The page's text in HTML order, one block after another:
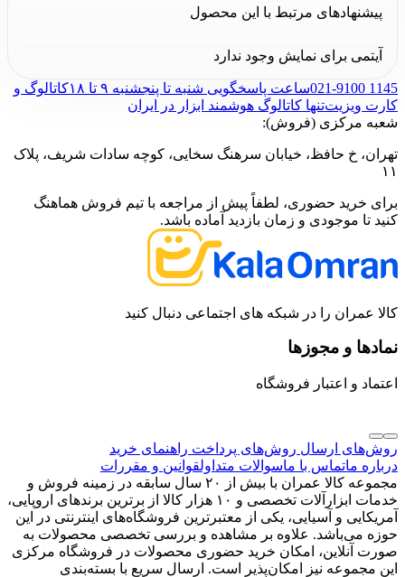
پیشنهادهای مرتبط با این محصول
آیتمی برای نمایش وجود ندارد
021-9100 1145ساعت پاسخگویی شنبه تا پنجشنبه ۹ تا ۱۸
کاتالوگ و
کارت ویزیتتنها کاتالوگ هوشمند ابزار در ایران
شعبه مرکزی (فروش):
تهران، خ حافظ، خیابان سرهنگ سخایی، کوچه سادات شریف، پلاک
۱۱
برای خرید حضوری، لطفاً پیش از مراجعه با تیم فروش هماهنگ
کنید تا موجودی و زمان بازدید آماده باشد.
کالا عمران را در شبکه های اجتماعی دنبال کنید
نمادها و مجوزها
اعتماد و اعتبار فروشگاه
روش‌های ارسال روش‌های پرداخت راهنمای خرید
درباره ماتماس با ماسوالات متداولقوانین و مقررات
مجموعه کالا عمران با بیش از ۲۰ سال سابقه در زمینه فروش و
خدمات ابزارآلات تخصصی و ۱۰ هزار کالا از برترین برندهای اروپایی،
آمریکایی و آسیایی، یکی از معتبرترین فروشگاه‌های اینترنتی در این
حوزه می‌باشد. علاوه بر مشاهده و بررسی تخصصی محصولات به
صورت آنلاین، امکان خرید حضوری محصولات در فروشگاه مرکزی
این مجموعه نیز امکان‌پذیر است. ارسال سریع با بسته‌بندی